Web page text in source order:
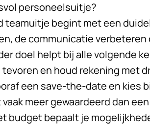
personeelsuitje?
teamuitje begint met een
de communicatie verbeteren
doel helpt bij alle volgende
en houd rekening met
een save-the-date en kies
meer gewaardeerd dan
budget bepaalt je